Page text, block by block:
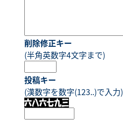
削除修正キー
(半角英数字4文字まで)
投稿キー
(漢数字を数字(123..)で入力)